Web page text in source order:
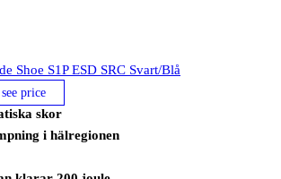
Shoe S1P ESD SRC Svart/Blå
price
skor
i hälregionen